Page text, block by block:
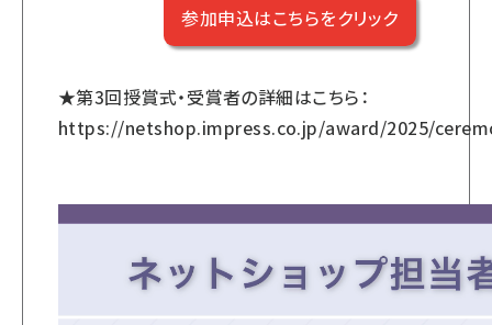
参加申込はこちらをクリック
★第3回授賞式・受賞者の詳細はこちら：
https://netshop.impress.co.jp/award/2025/